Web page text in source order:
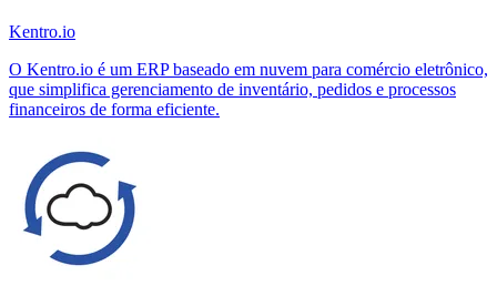
Kentro.io
O Kentro.io é um ERP baseado em nuvem para comércio eletrônico,
que simplifica gerenciamento de inventário, pedidos e processos
financeiros de forma eficiente.